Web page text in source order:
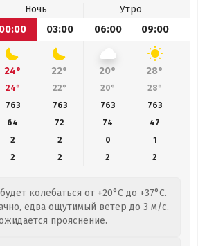
Ночь
Утро
00:00
03:00 06:00 09:00
24° 22° 20° 28°
24° 22° 20° 28°
763
763 763 763
64
72 74
47
2
2 0
1
2
2 2 2
колебаться от +20°C до +37°C.
едва ощутимый ветер до 3 м/с.
прояснение.